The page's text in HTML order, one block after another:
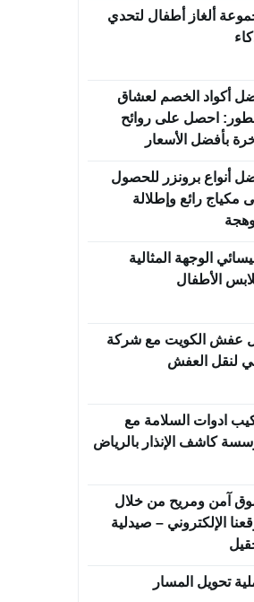
ألغاز أطفال لتحدي
أكواد الخصم لعشاق
احصل على روائح
بأفضل الأسعار
أنواع برونزر للحصول
مكياج رائع وإطلالة
الوجهة المثالية
الأطفال
عفش الكويت مع شركة
لنقل العفش
ادوات السلامة مع
كاشف الإنذار بالرياض
آمن ومريح من خلال
الإلكتروني – صيدلية
تحويل المسار